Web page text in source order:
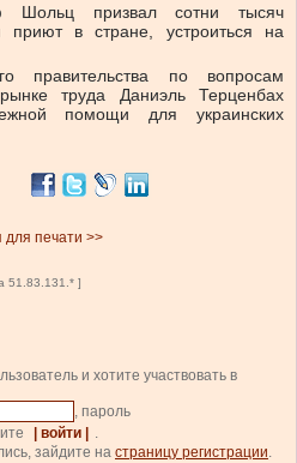
Шольц призвал сотни тысяч
приют в стране, устроиться на
правительства по вопросам
труда Даниэль Терценбах
помощи для украинских
для печати >>
51.83.131.* ]
и хотите участвовать в
, пароль
| войти |
.
зайдите на страницу регистрации.